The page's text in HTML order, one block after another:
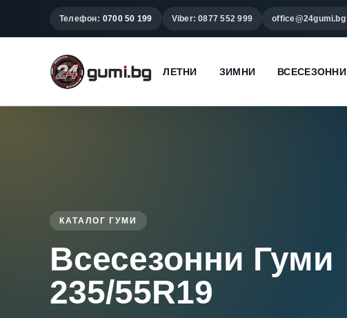
Телефон: 0700 50 199 Viber: 0877 552 999 office@24gumi.bg
ЛЕТНИ ЗИМНИ ВСЕСЕЗОННИ
КАТАЛОГ ГУМИ
Всесезонни Гуми
235/55R19